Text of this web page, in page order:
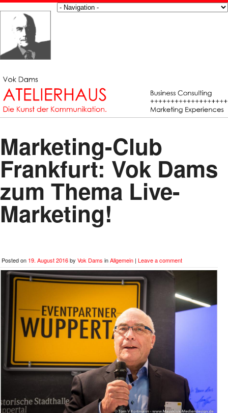
Marketing-Club
Frankfurt: Vok Dams
zum Thema Live-
Marketing!
Posted on 19. August 2016by Vok Dams inAllgemein | Leave a comment